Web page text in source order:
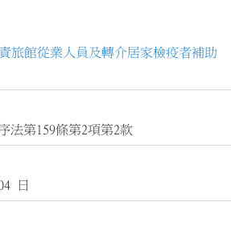
旅館從業人員及轉介居家檢疫者補助
法第159條第2項第2款
日